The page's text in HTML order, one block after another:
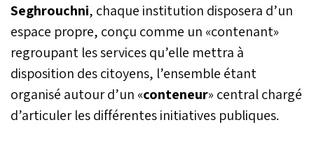
Seghrouchni, chaque institution disposera d’un
espace propre, conçu comme un «contenant»
regroupant les services qu’elle mettra à
disposition des citoyens, l’ensemble étant
organisé autour d’un «conteneur» central chargé
d’articuler les différentes initiatives publiques.